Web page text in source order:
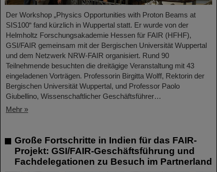
Der Workshop „Physics Opportunities with Proton Beams at
SIS100“ fand kürzlich in Wuppertal statt. Er wurde von der
Helmholtz Forschungsakademie Hessen für FAIR (HFHF),
GSI/FAIR gemeinsam mit der Bergischen Universität Wuppertal
und dem Netzwerk NRW-FAIR organisiert. Rund 90
Teilnehmende besuchten die dreitägige Veranstaltung mit 43
eingeladenen Vorträgen. Professorin Birgitta Wolff, Rektorin der
Bergischen Universität Wuppertal, und Professor Paolo
Giubellino, Wissenschaftlicher Geschäftsführer…
Mehr »
Große Fortschritte in Indien für das FAIR-
Projekt: GSI/FAIR-Geschäftsführung und
Fachdelegationen zu Besuch im Partnerland